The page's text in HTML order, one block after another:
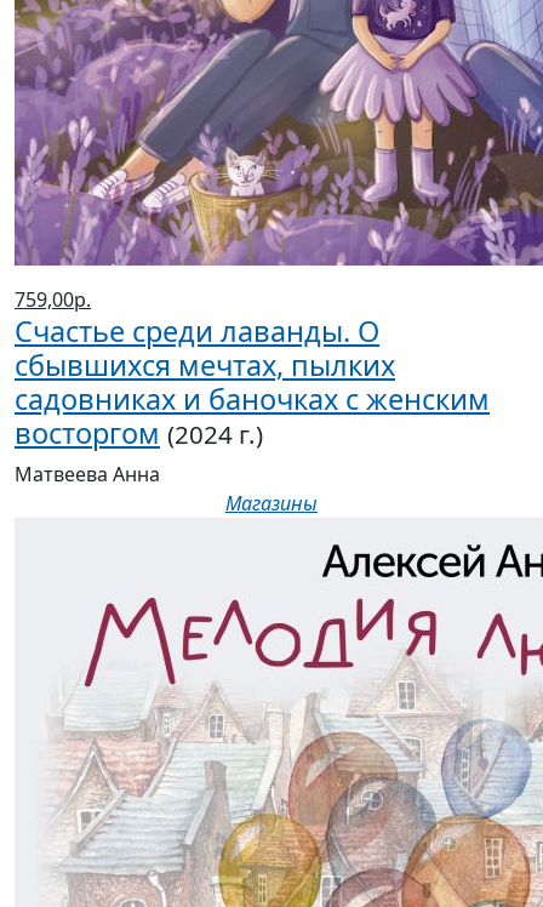
759,00р.
Счастье среди лаванды. О
сбывшихся мечтах, пылких
садовниках и баночках с женским
восторгом (2024 г.)
Матвеева Анна